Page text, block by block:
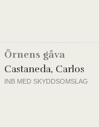
Örnens gåva
Castaneda, Carlos
INB MED SKYDDSOMSLAG